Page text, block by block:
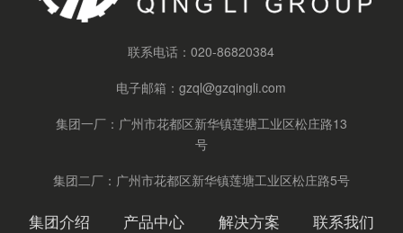
联系电话：020-86820384
电子邮箱：gzql@gzqingli.com
集团一厂：广州市花都区新华镇莲塘工业区松庄路13
号
集团二厂：广州市花都区新华镇莲塘工业区松庄路5号
集团介绍 产品中心 解决方案 联系我们